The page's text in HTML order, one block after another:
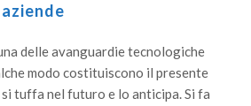
delle avanguardie tecnologiche
modo costituiscono il presente
si tuffa nel futuro e lo anticipa. Si fa